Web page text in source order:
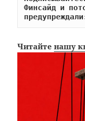
Финсайд и
Читайтенашу